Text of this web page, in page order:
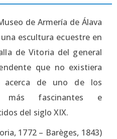
de Armería de Álava
escultura ecuestre en
de Vitoria del general
que no existiera
acerca de uno de los
más fascinantes e
del siglo XIX.
1772 – Barèges, 1843)